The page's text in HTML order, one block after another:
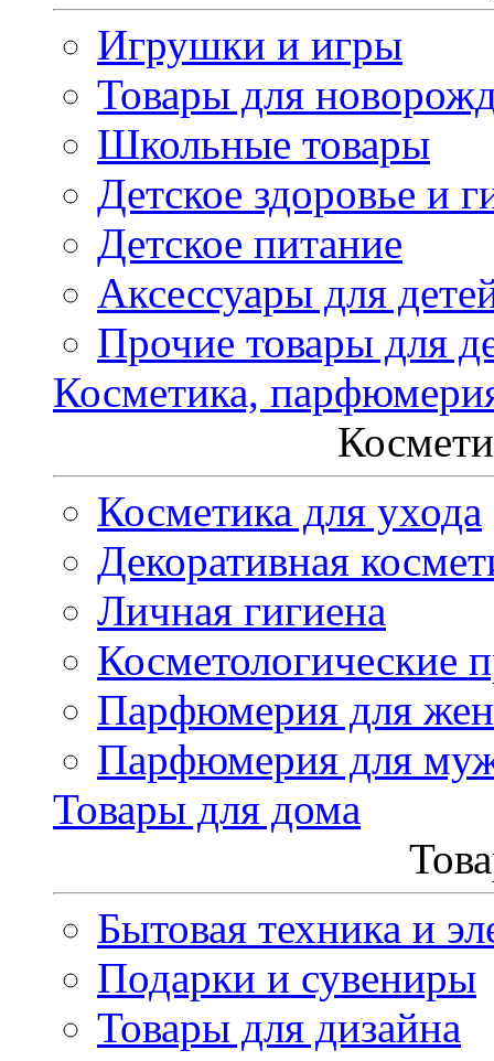
Игрушки и игры
Товары для
Школьные товары
Детское здоровье и
Детское питание
Аксессуары для
Прочие товары для
Косметика,
Косметика для ухода
Декоративная
Личная гигиена
Косметологические
Парфюмерия для
Парфюмерия для
Товары для дома
Бытовая техника и
Подарки и сувениры
Товары для дизайна